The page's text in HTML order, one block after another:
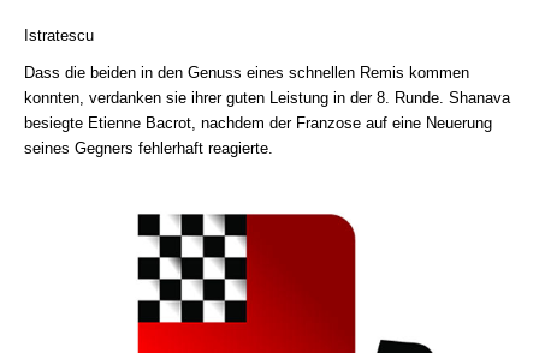
Istratescu
Dass die beiden in den Genuss eines schnellen Remis kommen
konnten, verdanken sie ihrer guten Leistung in der 8. Runde. Shanava
besiegte Etienne Bacrot, nachdem der Franzose auf eine Neuerung
seines Gegners fehlerhaft reagierte.